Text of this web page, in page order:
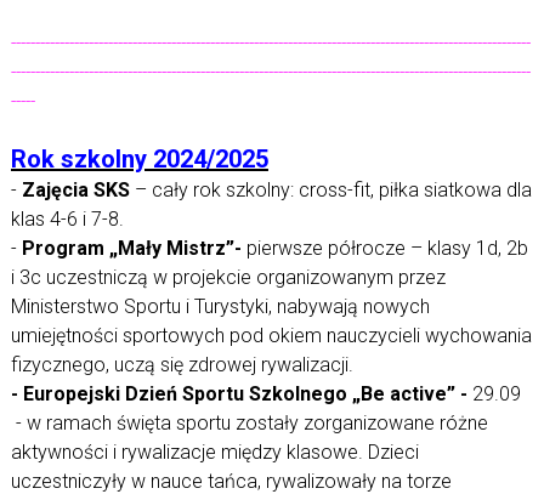
-----------------------------------------------------------------------------------------------------------
-----------------------------------------------------------------------------------------------------------
-----
Rok szkolny 2024/2025
- Zajęcia SKS– cały rok szkolny: cross-fit, piłka siatkowa dla
klas 4-6 i 7-8.
- Program „Mały Mistrz”- pierwsze półrocze – klasy 1d, 2b
i 3c uczestniczą w projekcie organizowanym przez
Ministerstwo Sportu i Turystyki, nabywają nowych
umiejętności sportowych pod okiem nauczycieli wychowania
fizycznego, uczą się zdrowej rywalizacji.
- Europejski Dzień Sportu Szkolnego „Be active” - 29.09
- w ramach święta sportu zostały zorganizowane różne
aktywności i rywalizacje między klasowe. Dzieci
uczestniczyły w nauce tańca, rywalizowały na torze